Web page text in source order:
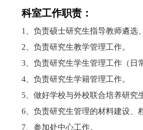
科室工作职责：
1
、负责硕士研究生指导教师遴选
2 、负责研究生教学管理工作。
3 、负责研究生学生管理工作（日
4 、负责研究生学籍管理工作。
5 、做好学校与外校联合培养研
6 、负责研究生管理的材料建设、
7 、参加处中心工作。